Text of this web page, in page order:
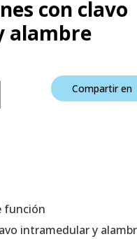
con clavo
alambre
Compartir en
función
intramedular y